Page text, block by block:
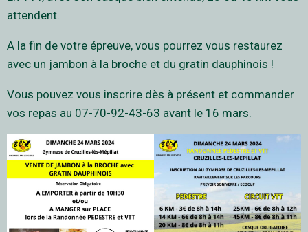
attendent.
A la fin de votre épreuve, vous pourrez vous restaurez
avec un jambon à la broche et du gratin dauphinois !
Vous pouvez vous inscrire dès à présent et commander
vos repas au 07-70-92-43-63 avant le 16 mars.